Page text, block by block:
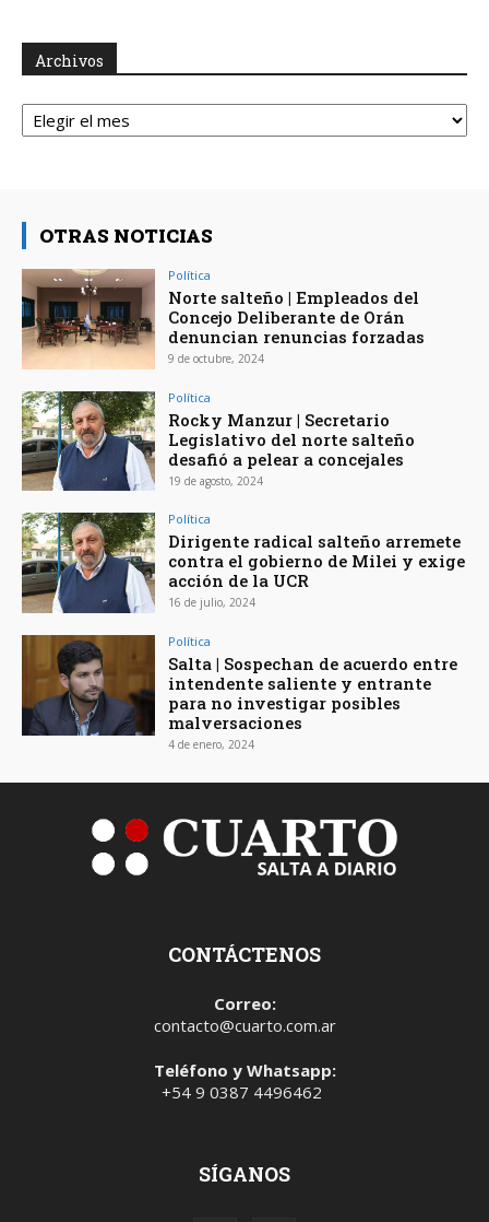
Archivos
Archivos
OTRAS NOTICIAS
Política
Norte salteño | Empleados del
Concejo Deliberante de Orán
denuncian renuncias forzadas
9 de octubre, 2024
Política
Rocky Manzur | Secretario
Legislativo del norte salteño
desafió a pelear a concejales
19 de agosto, 2024
Política
Dirigente radical salteño arremete
contra el gobierno de Milei y exige
acción de la UCR
16 de julio, 2024
Política
Salta | Sospechan de acuerdo entre
intendente saliente y entrante
para no investigar posibles
malversaciones
4 de enero, 2024
CONTÁCTENOS
Correo:
contacto@cuarto.com.ar
Teléfono y Whatsapp:
+54 9 0387 4496462
SÍGANOS